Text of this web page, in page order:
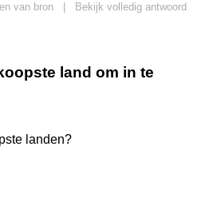
van bron
Bekijk volledig antwoord
land om in te
landen?